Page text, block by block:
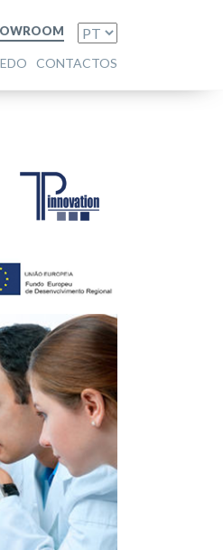
CONTACTOS